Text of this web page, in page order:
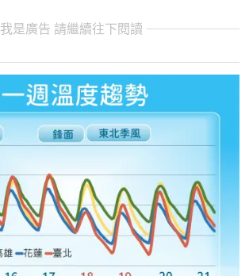
我是廣告 請繼續往下閱讀